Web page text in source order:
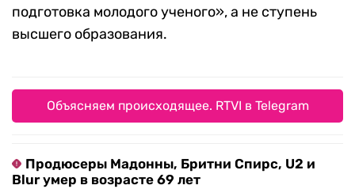
подготовка молодого ученого», а не ступень
высшего образования.
Объясняем происходящее. RTVI в Telegram
Продюсеры Мадонны, Бритни Спирс, U2 и
Blur умер в возрасте 69 лет